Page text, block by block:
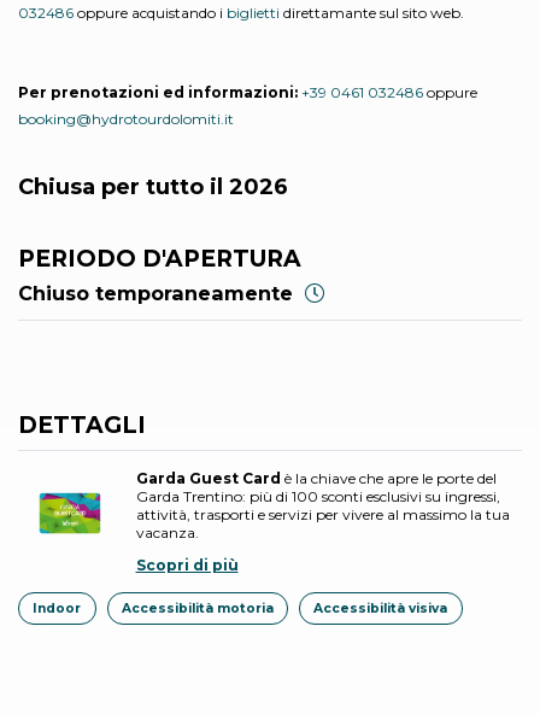
032486 oppure acquistando i biglietti direttamante sul sito web.
Per prenotazioni ed informazioni: +39 0461 032486 oppure
booking@hydrotourdolomiti.it
Chiusa per tutto il 2026
PERIODO D'APERTURA
Chiuso temporaneamente
DETTAGLI
Garda Guest Card è la chiave che apre le porte del
Garda Trentino: più di 100 sconti esclusivi su ingressi,
attività, trasporti e servizi per vivere al massimo la tua
vacanza.
Scopri di più
Indoor Accessibilità motoria Accessibilità visiva